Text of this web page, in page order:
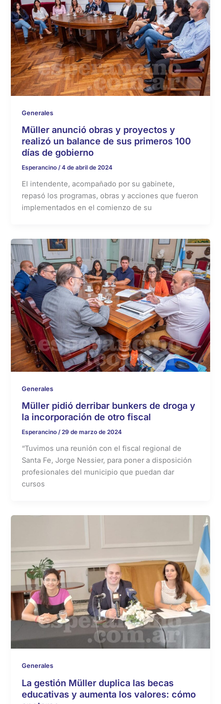
Generales
Müller anunció obras y proyectos y
realizó un balance de sus primeros 100
días de gobierno
Esperancino/4 de abril de 2024
El intendente, acompañado por su gabinete,
repasó los programas, obras y acciones que fueron
implementados en el comienzo de su
Generales
Müller pidió derribar bunkers de droga y
la incorporación de otro fiscal
Esperancino/29 de marzo de 2024
“Tuvimos una reunión con el fiscal regional de
Santa Fe, Jorge Nessier, para poner a disposición
profesionales del municipio que puedan dar
cursos
Generales
La gestión Müller duplica las becas
educativas y aumenta los valores: cómo